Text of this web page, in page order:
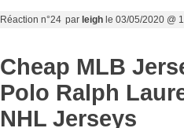
Réaction n°24 par leigh le 03/05/2020 @
Cheap MLB
Polo Ralph
NHL Jerseys